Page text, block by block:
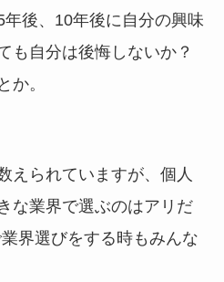
後、10年後に自分の興味
も自分は後悔しないか？
か。
えられていますが、個人
な業界で選ぶのはアリだ
界選びをする時もみんな